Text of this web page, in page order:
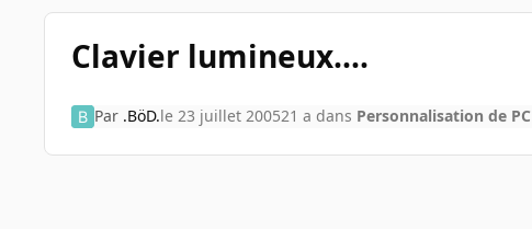
Clavier lumineux....
Par .BöD.le 23 juillet 200521 a dans Personnalisation de PC